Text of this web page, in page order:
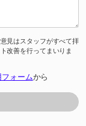
見はスタッフがすべて拝
改善を行ってまいりま
ォームから